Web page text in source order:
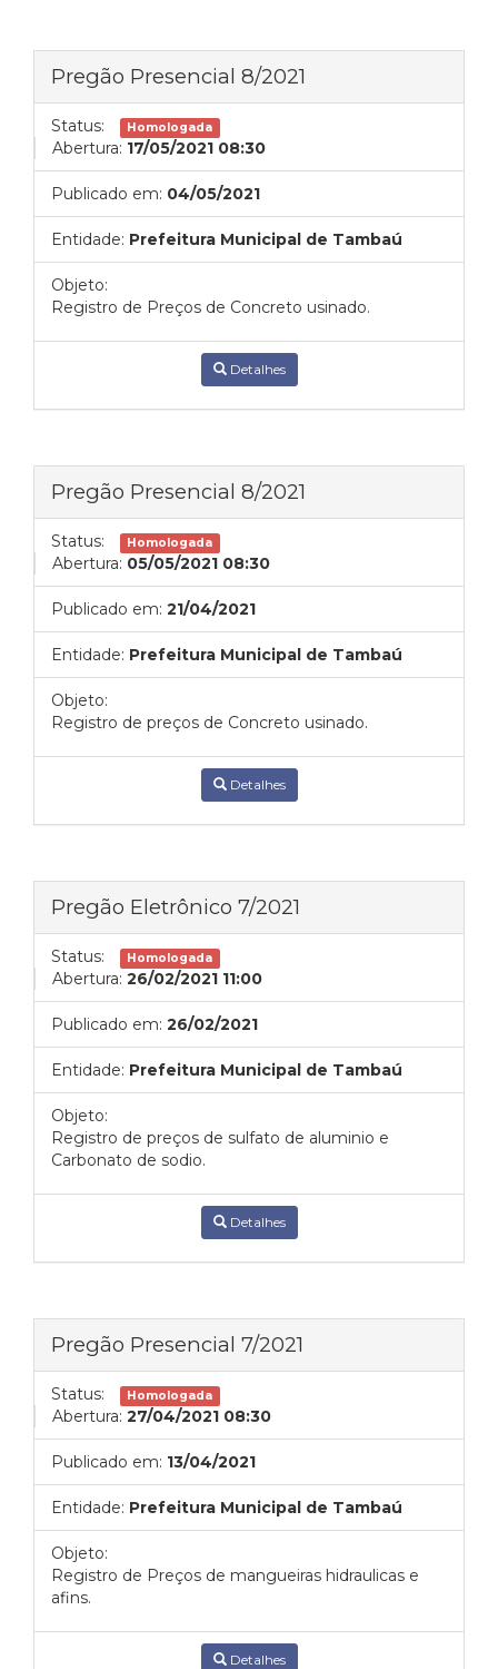
Pregão Presencial 8/2021
Status: Homologada
Abertura: 17/05/2021 08:30
Publicado em: 04/05/2021
Entidade: Prefeitura Municipal de Tambaú
Objeto:
Registro de Preços de Concreto usinado.
Detalhes
Pregão Presencial 8/2021
Status: Homologada
Abertura: 05/05/2021 08:30
Publicado em: 21/04/2021
Entidade: Prefeitura Municipal de Tambaú
Objeto:
Registro de preços de Concreto usinado.
Detalhes
Pregão Eletrônico 7/2021
Status: Homologada
Abertura: 26/02/2021 11:00
Publicado em: 26/02/2021
Entidade: Prefeitura Municipal de Tambaú
Objeto:
Registro de preços de sulfato de aluminio e
Carbonato de sodio.
Detalhes
Pregão Presencial 7/2021
Status: Homologada
Abertura: 27/04/2021 08:30
Publicado em: 13/04/2021
Entidade: Prefeitura Municipal de Tambaú
Objeto:
Registro de Preços de mangueiras hidraulicas e
afins.
Detalhes